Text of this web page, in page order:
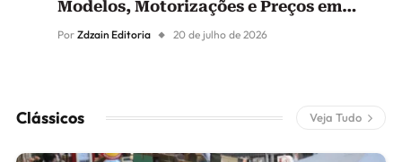
Modelos, Motorizações e Preços em
2026
Por Zdzain Editoria 20 de julho de 2026
Clássicos Veja Tudo